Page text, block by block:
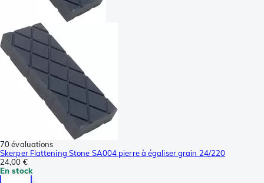
70 évaluations
Skerper Flattening Stone SA004 pierre à égaliser grain 24/220
24,00 €
En stock